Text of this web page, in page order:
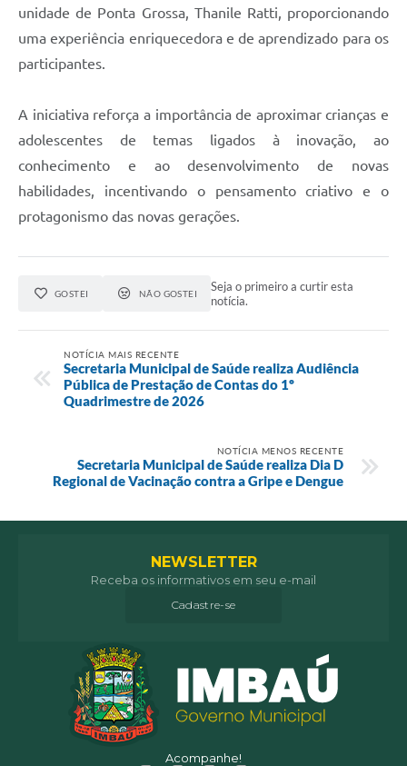
unidade de Ponta Grossa, Thanile Ratti, proporcionando
uma experiência enriquecedora e de aprendizado para os
participantes.
A iniciativa reforça a importância de aproximar crianças e
adolescentes de temas ligados à inovação, ao
conhecimento e ao desenvolvimento de novas
habilidades, incentivando o pensamento criativo e o
protagonismo das novas gerações.
GOSTEI NÃO GOSTEI
Seja o primeiro a curtir esta
notícia.
NOTÍCIA MAIS RECENTE
Secretaria Municipal de Saúde realiza Audiência
Pública de Prestação de Contas do 1º
Quadrimestre de 2026
NOTÍCIA MENOS RECENTE
Secretaria Municipal de Saúde realiza Dia D
Regional de Vacinação contra a Gripe e Dengue
Acompanhe!
NEWSLETTER
Receba os informativos em seu e-mail
Cadastre-se